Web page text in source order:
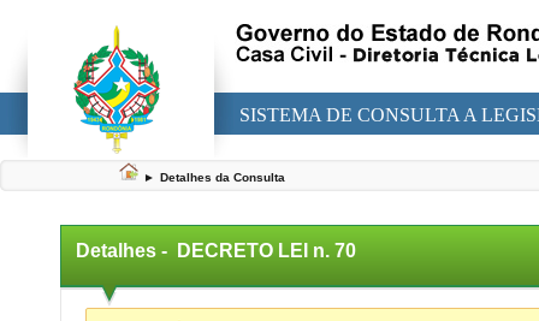
SISTEMA DE CONSULTA A
► Detalhes da Consulta
Detalhes - DECRETO LEI n. 70
▼